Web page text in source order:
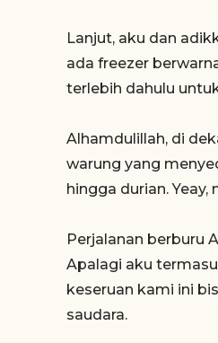
Lanjut, aku dan
ada freezer
terlebih dahulu
Alhamdulillah, di
warung yang
hingga durian.
Perjalanan berburu
Apalagi aku
keseruan kami ini
saudara.